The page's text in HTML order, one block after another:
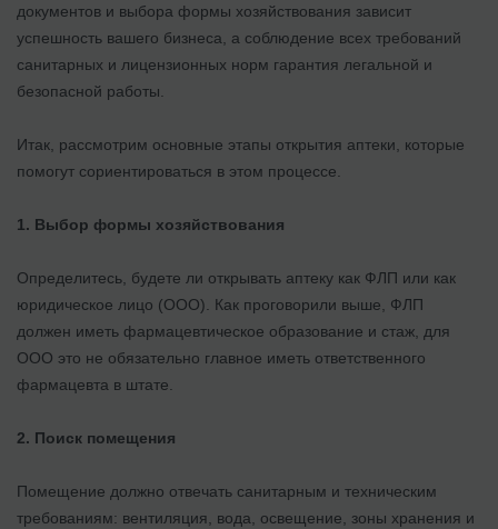
документов и выбора формы хозяйствования зависит
успешность вашего бизнеса, а соблюдение всех требований
санитарных и лицензионных норм гарантия легальной и
безопасной работы.
Итак, рассмотрим основные этапы открытия аптеки, которые
помогут сориентироваться в этом процессе.
1. Выбор формы хозяйствования
Определитесь, будете ли открывать аптеку как ФЛП или как
юридическое лицо (ООО). Как проговорили выше, ФЛП
должен иметь фармацевтическое образование и стаж, для
ООО это не обязательно главное иметь ответственного
фармацевта в штате.
2. Поиск помещения
Помещение должно отвечать санитарным и техническим
требованиям: вентиляция, вода, освещение, зоны хранения и